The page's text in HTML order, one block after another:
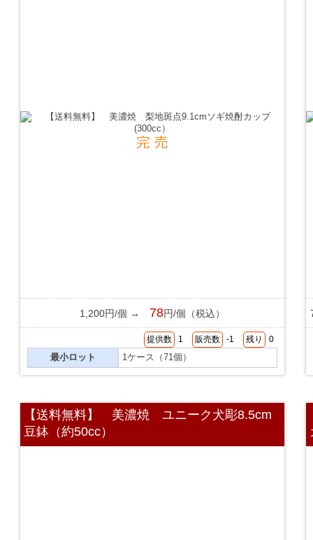
1,200円/個 → 78円/個（税込）
提供数 1 販売数 -1 残り 0
最小ロット 1ケース（71個）
【送料無料】 美濃焼 ユニーク犬彫8.5cm
豆鉢（約50cc）